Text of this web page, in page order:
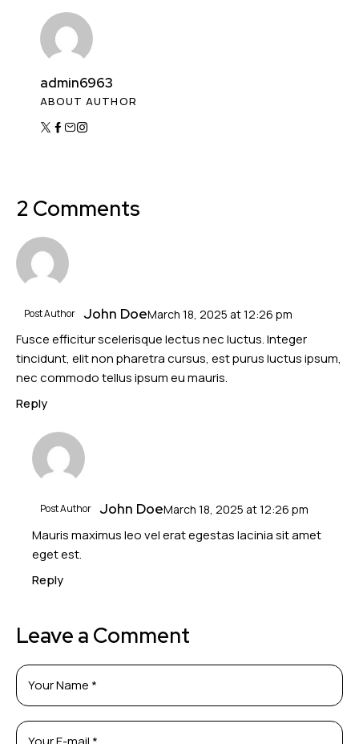
admin6963
ABOUT AUTHOR
2 Comments
Post Author John DoeMarch 18, 2025 at12:26 pm
Fusce efficitur scelerisque lectus nec luctus. Integer
tincidunt, elit non pharetra cursus, est purus luctus ipsum,
nec commodo tellus ipsum eu mauris.
Reply
Post Author John DoeMarch 18, 2025 at12:26 pm
Mauris maximus leo vel erat egestas lacinia sit amet
eget est.
Reply
Leave a Comment